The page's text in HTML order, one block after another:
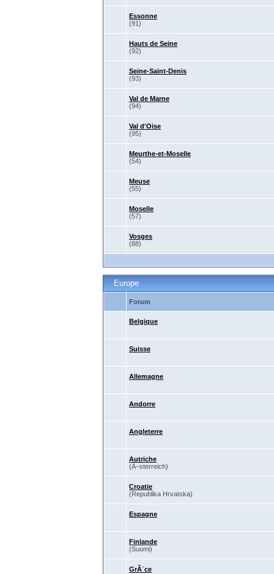
Essonne
(91)
Hauts de Seine
(92)
Seine-Saint-Denis
(93)
Val de Marne
(94)
Val d'Oise
(95)
Meurthe-et-Moselle
(54)
Meuse
(55)
Moselle
(57)
Vosges
(88)
Europe
Forum
Belgique
Suisse
Allemagne
Andorre
Angleterre
Autriche
(Ã–sterreich)
Croatie
(Republika Hrvatska)
Espagne
Finlande
(Suomi)
GrÃ¨ce